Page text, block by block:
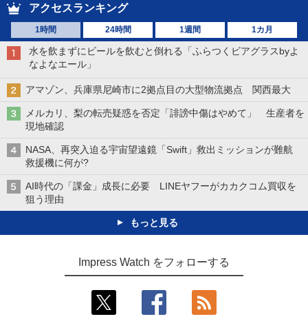
アクセスランキング
1時間 24時間 1週間 1カ月
水を飲まずにビールを飲むと倒れる「ふらつくビアグラスbyよ
なよなエール」
アマゾン、兵庫県尼崎市に2拠点目の大型物流拠点 関西最大
メルカリ、梨の転売疑惑を否定「誹謗中傷はやめて」 生産者を
現地確認
NASA、再突入迫る宇宙望遠鏡「Swift」救出ミッションが難航
救援機に何が?
AI時代の「課金」成長に必要 LINEヤフーがカカクコム買収を
狙う理由
もっと見る
Impress Watch をフォローする